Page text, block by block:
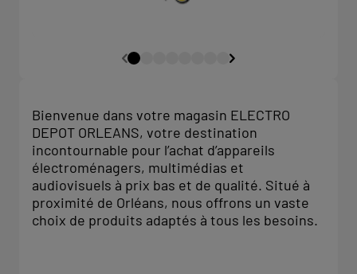
Bienvenue dans votre magasin ELECTRO
DEPOT ORLEANS, votre destination
incontournable pour l’achat d’appareils
électroménagers, multimédias et
audiovisuels à prix bas et de qualité. Situé à
proximité de Orléans, nous offrons un vaste
choix de produits adaptés à tous les besoins.